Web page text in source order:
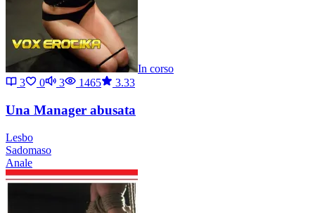
In corso
3
0 3 1465 3.33
Una Manager abusata
Lesbo
Sadomaso
Anale